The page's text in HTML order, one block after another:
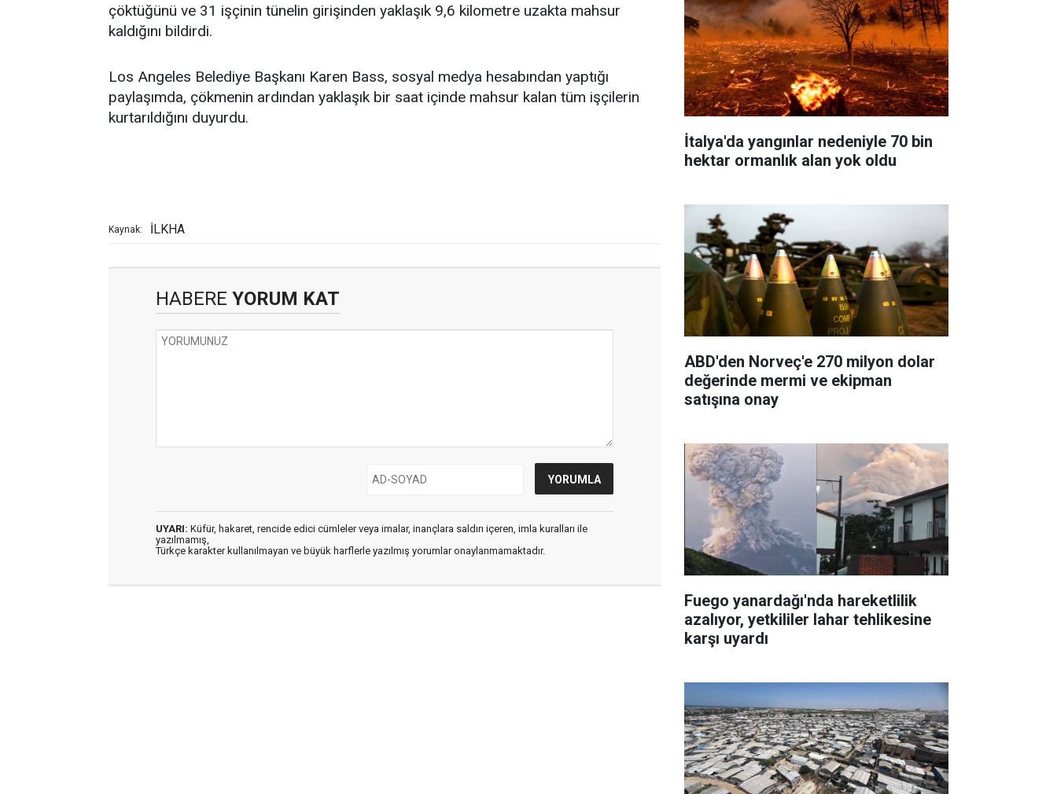
çöktüğünü ve 31 işçinin tünelin girişinden yaklaşık 9,6 kilometre uzakta mahsur
kaldığını bildirdi.
Los Angeles Belediye Başkanı Karen Bass, sosyal medya hesabından yaptığı
paylaşımda, çökmenin ardından yaklaşık bir saat içinde mahsur kalan tüm işçilerin
kurtarıldığını duyurdu.
Kaynak: İLKHA
HABERE YORUM KAT
UYARI: Küfür, hakaret, rencide edici cümleler veya imalar, inançlara saldırı içeren, imla kuralları ile
yazılmamış,
Türkçe karakter kullanılmayan ve büyük harflerle yazılmış yorumlar onaylanmamaktadır.
İtalya'da yangınlar nedeniyle 70 bin
hektar ormanlık alan yok oldu
ABD'den Norveç'e 270 milyon dolar
değerinde mermi ve ekipman
satışına onay
Fuego yanardağı'nda hareketlilik
azalıyor, yetkililer lahar tehlikesine
karşı uyardı